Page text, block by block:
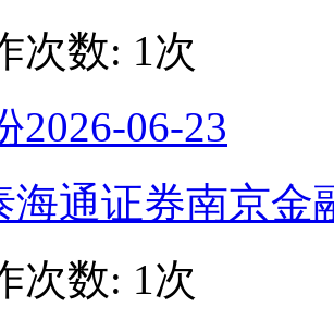
次数: 1次
2026-06-23
海通证券南京金
次数: 1次